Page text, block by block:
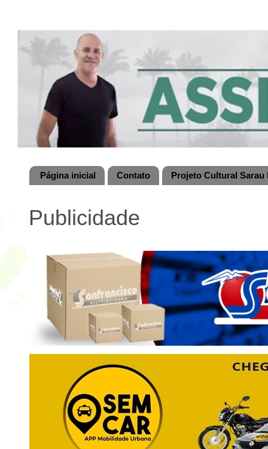
Página inicial Contato Projeto Cultural
Publicidade